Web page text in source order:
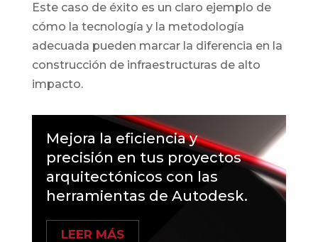
Este caso de éxito es un claro ejemplo de
cómo la tecnología y la metodología
adecuada pueden marcar la diferencia en la
construcción de infraestructuras de alto
impacto.
Mejora la eficiencia y
precisión en tus proyectos
arquitectónicos con las
herramientas de Autodesk.
LEER MÁS